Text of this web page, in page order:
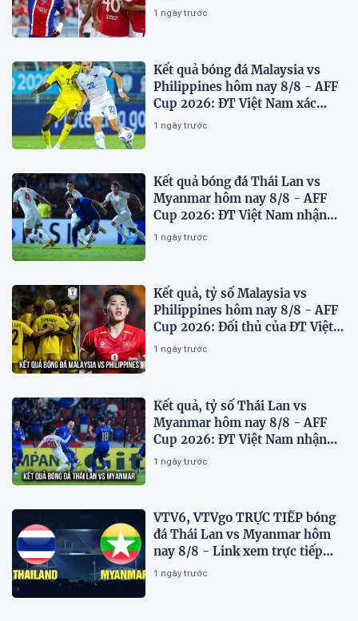
toát mồ hôi
1 ngày trước
Kết quả bóng đá Malaysia vs
Philippines hôm nay 8/8 - AFF
Cup 2026: ĐT Việt Nam xác
định đối thủ
1 ngày trước
Kết quả bóng đá Thái Lan vs
Myanmar hôm nay 8/8 - AFF
Cup 2026: ĐT Việt Nam nhận
'chiến thư'
1 ngày trước
Kết quả, tỷ số Malaysia vs
Philippines hôm nay 8/8 - AFF
Cup 2026: Đối thủ của ĐT Việt
Nam lộ diện
1 ngày trước
Kết quả, tỷ số Thái Lan vs
Myanmar hôm nay 8/8 - AFF
Cup 2026: ĐT Việt Nam nhận
tin vui
1 ngày trước
VTV6, VTVgo TRỰC TIẾP bóng
đá Thái Lan vs Myanmar hôm
nay 8/8 - Link xem trực tiếp
AFF Cup 2026 mới nhất
1 ngày trước